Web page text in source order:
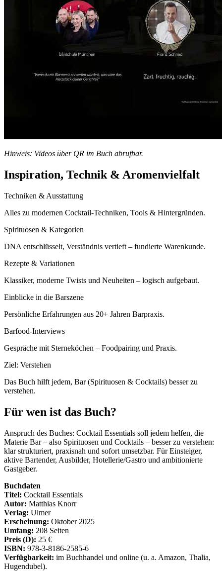
Hinweis: Videos über QR im Buch abrufbar.
Inspiration, Technik & Aromenvielfalt
Techniken & Ausstattung
Alles zu modernen Cocktail-Techniken, Tools & Hintergründen.
Spirituosen & Kategorien
DNA entschlüsselt, Verständnis vertieft – fundierte Warenkunde.
Rezepte & Variationen
Klassiker, moderne Twists und Neuheiten – logisch aufgebaut.
Einblicke in die Barszene
Persönliche Erfahrungen aus 20+ Jahren Barpraxis.
Barfood-Interviews
Gespräche mit Sterneköchen – Foodpairing und Praxis.
Ziel: Verstehen
Das Buch hilft jedem, Bar (Spirituosen & Cocktails) besser zu
verstehen.
Für wen ist das Buch?
Anspruch des Buches: Cocktail Essentials soll jedem helfen, die
Materie Bar – also Spirituosen und Cocktails – besser zu verstehen:
klar strukturiert, praxisnah und sofort umsetzbar. Für Einsteiger,
aktive Bartender, Ausbilder, Hotellerie/Gastro und ambitionierte
Gastgeber.
Buchdaten
Titel: Cocktail Essentials
Autor: Matthias Knorr
Verlag: Ulmer
Erscheinung: Oktober 2025
Umfang: 208 Seiten
Preis (D): 25 €
ISBN: 978-3-8186-2585-6
Verfügbarkeit: im Buchhandel und online (u. a. Amazon, Thalia,
Hugendubel).